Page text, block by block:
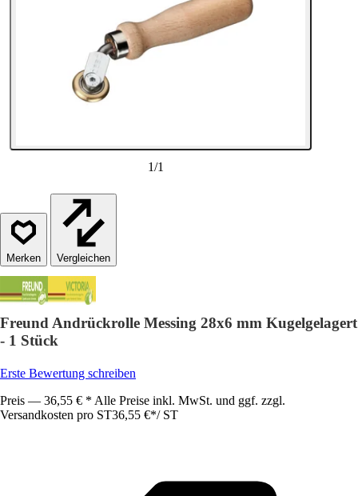
1/1
Vergleichen
Freund Andrückrolle Messing 28x6 mm Kugelgelagert
- 1 Stück
Erste Bewertung schreiben
Preis — 36,55 € * Alle Preise inkl. MwSt. und ggf. zzgl.
Versandkosten pro ST36,55 €*/ ST